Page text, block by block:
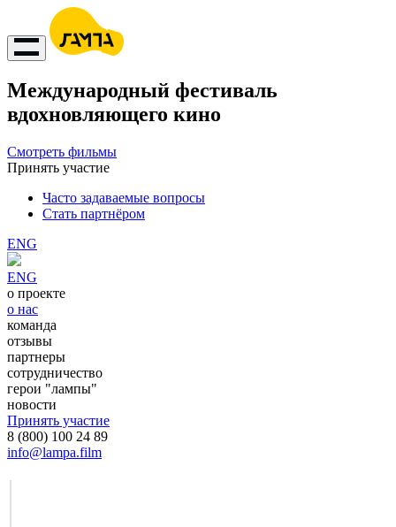
Международный фестиваль
вдохновляющего кино
Смотреть фильмы
Принять участие
Часто задаваемые вопросы
Стать партнёром
ENG
ENG
о проекте
о нас
команда
отзывы
партнеры
сотрудничество
герои "лампы"
новости
Принять участие
8 (800) 100 24 89
info@lampa.film